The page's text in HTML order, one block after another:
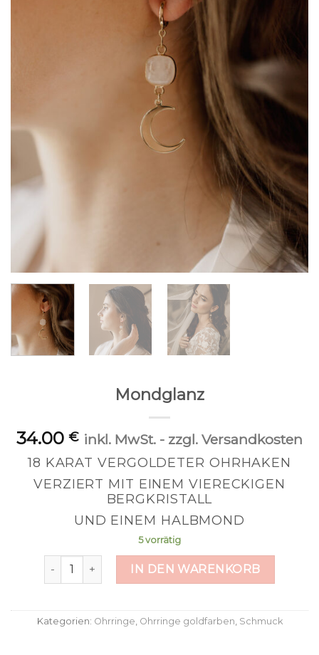
Mondglanz
34.00 € inkl. MwSt. - zzgl. Versandkosten
18 KARAT VERGOLDETER OHRHAKEN
VERZIERT MIT EINEM VIERECKIGEN
BERGKRISTALL
UND EINEM HALBMOND
5 vorrätig
Mondglanz MengeIN DEN WARENKORB
Kategorien: Ohrringe Ohrringe goldfarben Schmuck